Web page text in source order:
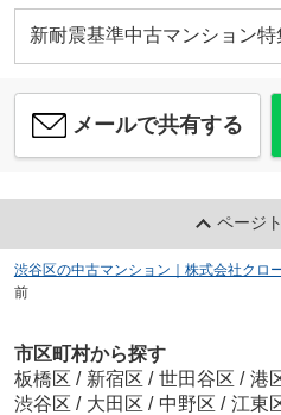
新耐震基準中古マンション特
メールで共有する
ページ
渋谷区の中古マンション｜株式会社クロ
前
市区町村から探す
板橋区 / 新宿区 / 世田谷区 / 港
渋谷区 / 大田区 / 中野区 / 江東